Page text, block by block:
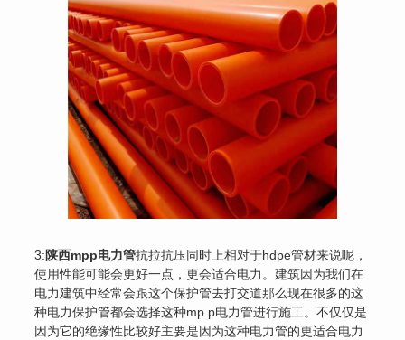
3:陕西mpp电力管抗拉抗压同时上相对于hdpe管材来说呢，
使用性能可能会更好一点，更会适合电力。建筑因为我们在
电力建筑中经常会跟这个保护管去打交道那么现在很多的这
种电力保护管都会选择这种mp p电力管进行施工。不仅仅是
因为它的绝缘性比较好主要是因为这种电力管的更适合电力